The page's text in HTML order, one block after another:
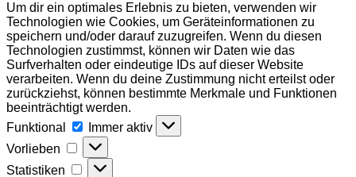
Um dir ein optimales Erlebnis zu bieten, verwenden wir
Technologien wie Cookies, um Geräteinformationen zu
speichern und/oder darauf zuzugreifen. Wenn du diesen
Technologien zustimmst, können wir Daten wie das
Surfverhalten oder eindeutige IDs auf dieser Website
verarbeiten. Wenn du deine Zustimmung nicht erteilst oder
zurückziehst, können bestimmte Merkmale und Funktionen
beeinträchtigt werden.
Funktional
Funktional
Immer aktiv
Vorlieben
Vorlieben
Statistiken Statistiken